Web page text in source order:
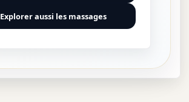
Explorer aussi les massages